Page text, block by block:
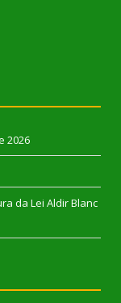
2026
da Lei Aldir Blanc